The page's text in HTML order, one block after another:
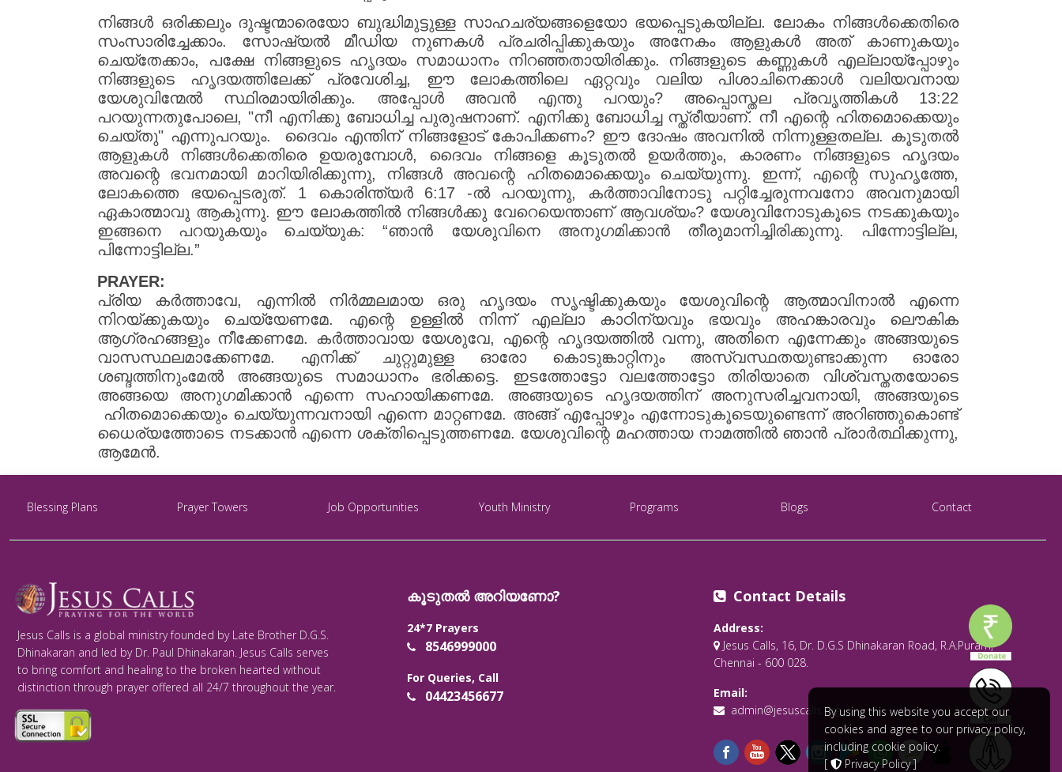
നിങ്ങൾ ഒരിക്കലും ദുഷ്ടന്മാരെയോ ബുദ്ധിമുട്ടുള്ള സാഹചര്യങ്ങളെയോ ഭയപ്പെടുകയില്ല. ലോകം നിങ്ങൾക്കെതിരെ
സംസാരിച്ചേക്കാം. സോഷ്യൽ മീഡിയ നുണകൾ പ്രചരിപ്പിക്കുകയും അനേകം ആളുകൾ അത് കാണുകയും
ചെയ്തേക്കാം, പക്ഷേ നിങ്ങളുടെ ഹൃദയം സമാധാനം നിറഞ്ഞതായിരിക്കും. നിങ്ങളുടെ കണ്ണുകൾ എല്ലായ്പ്പോഴും
നിങ്ങളുടെ ഹൃദയത്തിലേക്ക് പ്രവേശിച്ച, ഈ ലോകത്തിലെ ഏറ്റവും വലിയ പിശാചിനെക്കാൾ വലിയവനായ
യേശുവിന്മേൽ സ്ഥിരമായിരിക്കും. അപ്പോൾ അവൻ എന്തു പറയും? അപ്പൊസ്തല പ്രവൃത്തികൾ 13:22
പറയുന്നതുപോലെ, "നീ എനിക്കു ബോധിച്ച പുരുഷനാണ്. എനിക്കു ബോധിച്ച സ്ത്രീയാണ്. നീ എന്റെ ഹിതമൊക്കെയും
ചെയ്തു" എന്നുപറയും. ദൈവം എന്തിന് നിങ്ങളോട് കോപിക്കണം? ഈ ദോഷം അവനിൽ നിന്നുള്ളതല്ല. കൂടുതൽ
ആളുകൾ നിങ്ങൾക്കെതിരെ ഉയരുമ്പോൾ, ദൈവം നിങ്ങളെ കൂടുതൽ ഉയർത്തും, കാരണം നിങ്ങളുടെ ഹൃദയം
അവന്റെ ഭവനമായി മാറിയിരിക്കുന്നു, നിങ്ങൾ അവന്റെ ഹിതമൊക്കെയും ചെയ്യുന്നു. ഇന്ന്, എന്റെ സുഹൃത്തേ,
ലോകത്തെ ഭയപ്പെടരുത്. 1 കൊരിന്ത്യർ 6:17 -ൽ പറയുന്നു, കർത്താവിനോടു പറ്റിച്ചേരുന്നവനോ അവനുമായി
ഏകാത്മാവു ആകുന്നു. ഈ ലോകത്തിൽ നിങ്ങള്‍ക്കു വേറെയെന്താണ് ആവശ്യം? യേശുവിനോടുകൂടെ നടക്കുകയും
ഇങ്ങനെ പറയുകയും ചെയ്യുക: “ഞാൻ യേശുവിനെ അനുഗമിക്കാൻ തീരുമാനിച്ചിരിക്കുന്നു. പിന്നോട്ടില്ല,
പിന്നോട്ടില്ല.”
PRAYER:
പ്രിയ കർത്താവേ, എന്നിൽ നിർമ്മലമായ ഒരു ഹൃദയം സൃഷ്ടിക്കുകയും യേശുവിന്റെ ആത്മാവിനാൽ എന്നെ
നിറയ്ക്കുകയും ചെയ്യേണമേ. എന്റെ ഉള്ളിൽ നിന്ന് എല്ലാ കാഠിന്യവും ഭയവും അഹങ്കാരവും ലൌകിക
ആഗ്രഹങ്ങളും നീക്കേണമേ. കർത്താവായ യേശുവേ, എന്റെ ഹൃദയത്തിൽ വന്നു, അതിനെ എന്നേക്കും അങ്ങയുടെ
വാസസ്ഥലമാക്കേണമേ. എനിക്ക് ചുറ്റുമുള്ള ഓരോ കൊടുങ്കാറ്റിനും അസ്വസ്ഥതയുണ്ടാക്കുന്ന ഓരോ
ശബ്ദത്തിനുംമേൽ അങ്ങയുടെ സമാധാനം ഭരിക്കട്ടെ. ഇടത്തോട്ടോ വലത്തോട്ടോ തിരിയാതെ വിശ്വസ്തതയോടെ
അങ്ങയെ അനുഗമിക്കാൻ എന്നെ സഹായിക്കണമേ. അങ്ങയുടെ ഹൃദയത്തിന് അനുസരിച്ചവനായി, അങ്ങയുടെ
ഹിതമൊക്കെയും ചെയ്യുന്നവനായി എന്നെ മാറ്റണമേ. അങ്ങ് എപ്പോഴും എന്നോടുകൂടെയുണ്ടെന്ന് അറിഞ്ഞുകൊണ്ട്
ധൈര്യത്തോടെ നടക്കാൻ എന്നെ ശക്തിപ്പെടുത്തണമേ. യേശുവിന്റെ മഹത്തായ നാമത്തിൽ ഞാൻ പ്രാർത്ഥിക്കുന്നു,
ആമേൻ.
Blessing Plans Prayer Towers Job Opportunities Youth Ministry Programs Blogs Contact
Jesus Calls is a global ministry founded by Late Brother D.G.S.
Dhinakaran and led by Dr. Paul Dhinakaran. Jesus Calls serves
to bring comfort and healing to the broken hearted without
distinction through prayer offered all 24/7 throughout the year.
കൂടുതൽ അറിയണോ?
24*7 Prayers
8546999000
For Queries, Call
04423456677
Contact Details
Address:
Jesus Calls, 16, Dr. D.G.S Dhinakaran Road, R.A.Puram,
Chennai - 600 028.
Email:
admin@jesuscalls.orgBy using this website you accept our
cookies and agree to our privacy policy,
including cookie policy.
[
Privacy Policy]